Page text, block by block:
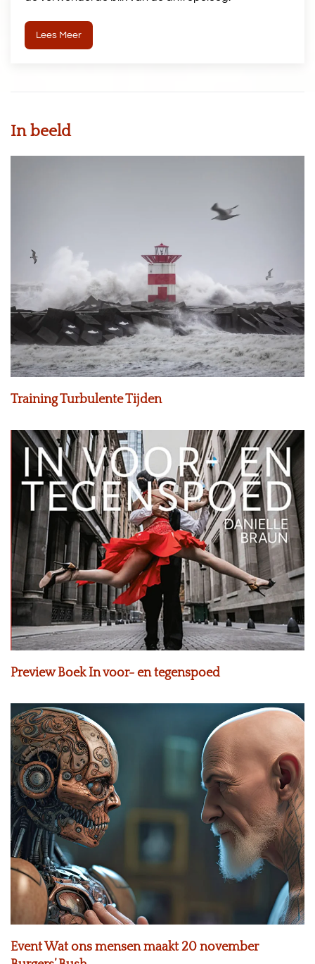
Lees Meer
In beeld
Training Turbulente Tijden
Preview Boek In voor- en tegenspoed
Event Wat ons mensen maakt 20 november